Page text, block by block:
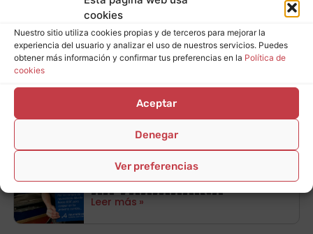
cookies
Nuestro sitio utiliza cookies propias y de terceros para mejorar la
experiencia del usuario y analizar el uso de nuestros servicios. Puedes
obtener más información y confirmar tus preferencias en la Política de
cookies
Aceptar
Denegar
Ver preferencias
presenta la nueva
promoción Goodyear
en Zaragoza con
hasta 120€ de
regalo
Leer más
Promoción Firestone
en Zaragoza:
consigue hasta 80€
en tarjetas regalo
Leer más
Llévate hasta 80€
de reembolso
Leer más